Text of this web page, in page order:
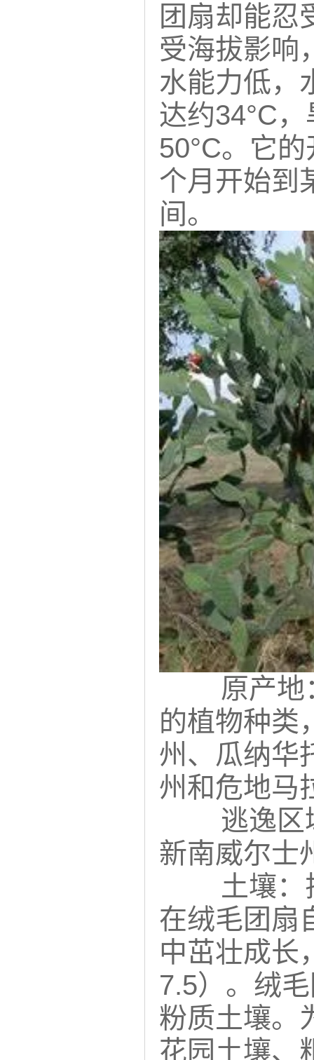
团扇却能忍
受海拔影响
水能力低，
达约34°C
50°C。它
个月开始到
间。
原产地
的植物种类
州、瓜纳华
州和危地马
逃逸区
新南威尔士
土壤
在绒毛团扇
中茁壮成长
7.5）。 绒
粉质土壤。
花园土壤、